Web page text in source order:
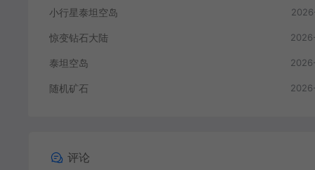
小行星泰坦空岛
惊变钻石大陆
泰坦空岛
随机矿石
评论